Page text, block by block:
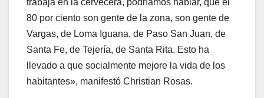
trabaja en la cervecera, podríamos hablar, que el
80 por ciento son gente de la zona, son gente de
Vargas, de Loma Iguana, de Paso San Juan, de
Santa Fe, de Tejería, de Santa Rita. Esto ha
llevado a que socialmente mejore la vida de los
habitantes», manifestó Christian Rosas.